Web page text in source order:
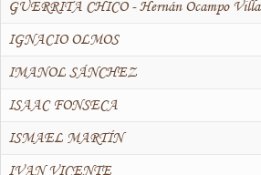
GUERRITA CHICO - Hernán Ocampo Villa
IGNACIO OLMOS
IMANOL SÁNCHEZ
ISAAC FONSECA
ISMAEL MARTÍN
IVAN VICENTE